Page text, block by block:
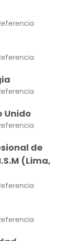
Unido
de
(Lima,